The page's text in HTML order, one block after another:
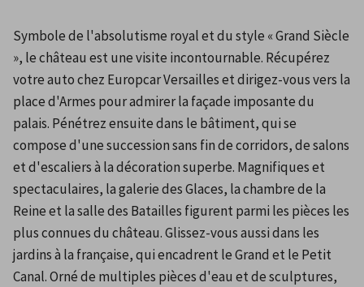
Symbole de l'absolutisme royal et du style « Grand Siècle
», le château est une visite incontournable. Récupérez
votre auto chez Europcar Versailles et dirigez-vous vers la
place d'Armes pour admirer la façade imposante du
palais. Pénétrez ensuite dans le bâtiment, qui se
compose d'une succession sans fin de corridors, de salons
et d'escaliers à la décoration superbe. Magnifiques et
spectaculaires, la galerie des Glaces, la chambre de la
Reine et la salle des Batailles figurent parmi les pièces les
plus connues du château. Glissez-vous aussi dans les
jardins à la française, qui encadrent le Grand et le Petit
Canal. Orné de multiples pièces d'eau et de sculptures,